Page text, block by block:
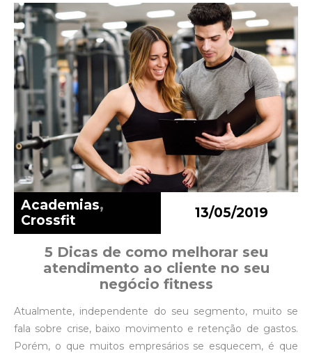
5 Dicas de como melhorar seu
atendimento ao cliente no seu
negócio fitness
Academias,
Crossfit
13/05/2019
Atualmente, independente do seu segmento, muito se
fala sobre crise, baixo movimento e retenção de gastos.
Porém, o que muitos empresários se esquecem, é que